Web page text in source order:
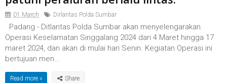
01 March Dirlantas Polda Sumbar
Padang - Ditlantas Polda Sumbar akan menyelengarakan
Operasi Keselamatan Singgalang 2024 dari 4 Maret hingga 17
maret 2024, dan akan di mulai hari Senin. Kegiatan Operasi ini
bertujuan men...
Read more »